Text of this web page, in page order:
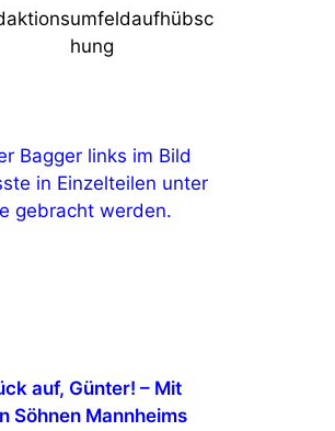
hung
auf, Günter! – Mit
Söhnen Mannheims